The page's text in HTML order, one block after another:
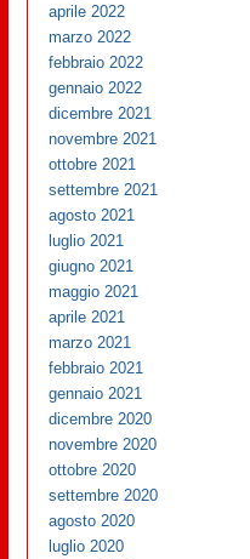
aprile 2022
marzo 2022
febbraio 2022
gennaio 2022
dicembre 2021
novembre 2021
ottobre 2021
settembre 2021
agosto 2021
luglio 2021
giugno 2021
maggio 2021
aprile 2021
marzo 2021
febbraio 2021
gennaio 2021
dicembre 2020
novembre 2020
ottobre 2020
settembre 2020
agosto 2020
luglio 2020